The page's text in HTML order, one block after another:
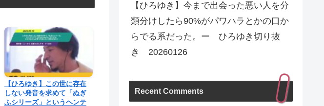
【ひろゆき】この世に存在
しない発音を求めて「ぬぎ
ふシリーズ」というヘンテ
【ひろゆき】今まで出会った悪い人を分
類分けしたら90%がパワハラとかの口か
らでる系だった。ー ひろゆき切り抜
き 20260126
Recent Comments